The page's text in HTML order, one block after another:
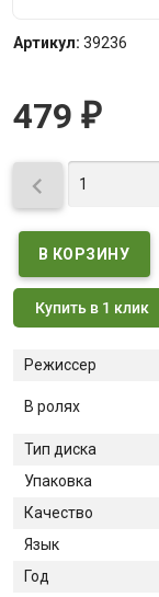
Артикул: 39236
479 ₽

Купить в 1 клик
Режиссер
В ролях
Тип диска
Упаковка
Качество
Язык
Год